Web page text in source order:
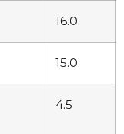
16.0
15.0
4.5